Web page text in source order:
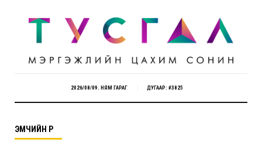
2026/08/09. НЯМ ГАРАГ ДУГААР: #3825
ЭМЧИЙН ӨРӨӨ